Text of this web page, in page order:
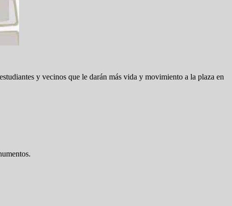
y vecinos que le darán más vida y movimiento a la plaza en